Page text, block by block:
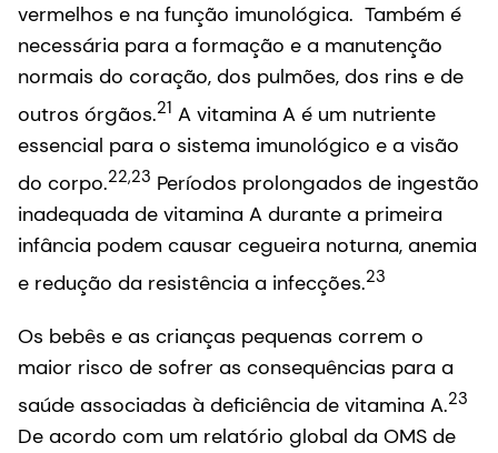
vermelhos e na função imunológica. Também é
necessária para a formação e a manutenção
normais do coração, dos pulmões, dos rins e de
outros órgãos.21 A vitamina A é um nutriente
essencial para o sistema imunológico e a visão
do corpo.22,23 Períodos prolongados de ingestão
inadequada de vitamina A durante a primeira
infância podem causar cegueira noturna, anemia
e redução da resistência a infecções.23
Os bebês e as crianças pequenas correm o
maior risco de sofrer as consequências para a
saúde associadas à deficiência de vitamina A.23
De acordo com um relatório global da OMS de